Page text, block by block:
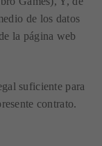
de los datos
la página web
suficiente para
contrato.